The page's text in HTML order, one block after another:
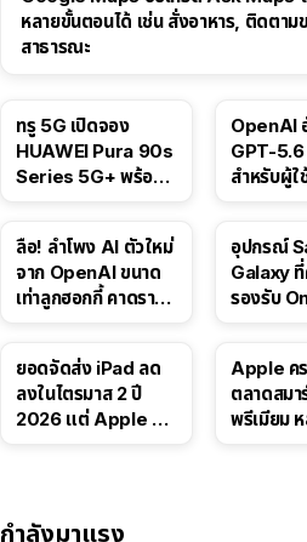
หลายขั้นตอนได้ เช่น สั่งอาหาร, ติดตาม
สาธารณะ
ทรู 5G เปิดจอง
HUAWEI Pura 90s
Series 5G+ พร้อม
OpenAI
GPT-5.6
สำหรับผู้ใ
ลือ! ลำโพง AI ตัวใหม่
จาก OpenAI ขนาด
เท่าลูกฮอกกี้ คาดราคา
อุปกรณ์
Galaxy ที่
รองรับ
ยอดจัดส่ง iPad ลด
ลงในไตรมาส 2 ปี
2026 แต่ Apple ยัง
Apple ค
ตลาดสมา
พรีเมียม
กำลังมาแรง